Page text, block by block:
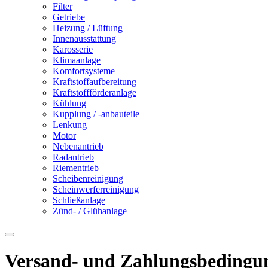
Filter
Getriebe
Heizung / Lüftung
Innenausstattung
Karosserie
Klimaanlage
Komfortsysteme
Kraftstoffaufbereitung
Kraftstoffförderanlage
Kühlung
Kupplung / -anbauteile
Lenkung
Motor
Nebenantrieb
Radantrieb
Riementrieb
Scheibenreinigung
Scheinwerferreinigung
Schließanlage
Zünd- / Glühanlage
Versand- und